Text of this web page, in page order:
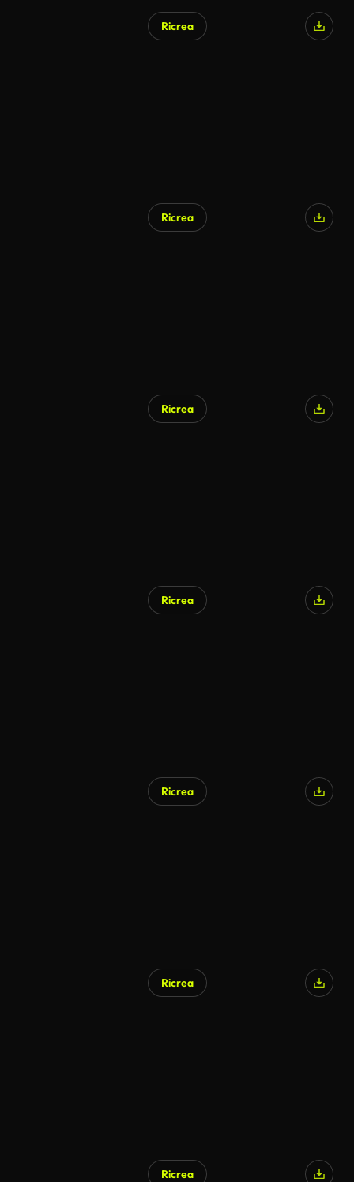
Ricrea
Ricrea
Ricrea
Ricrea
Ricrea
Ricrea
Ricrea